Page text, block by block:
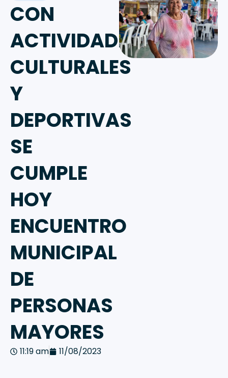
CON
ACTIVIDADES
CULTURALES
Y
DEPORTIVAS
SE
CUMPLE
HOY
ENCUENTRO
MUNICIPAL
DE
PERSONAS
MAYORES
11:19 am 11/08/2023